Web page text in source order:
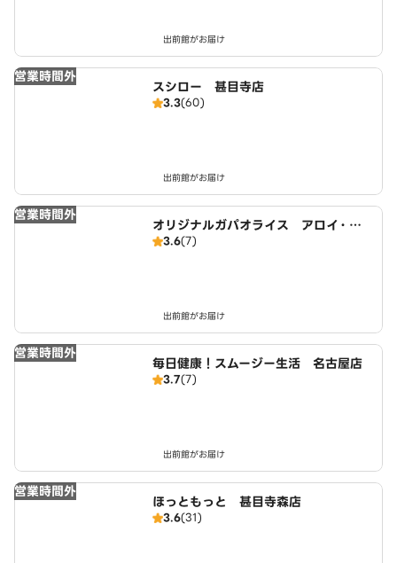
出前館がお届け
営業時間外
スシロー 甚目寺店
3.3(60)
出前館がお届け
営業時間外
オリジナルガパオライス アロイ・ガ
パオ 名古屋店
3.6(7)
出前館がお届け
営業時間外
毎日健康！スムージー生活 名古屋店
3.7(7)
出前館がお届け
営業時間外
ほっともっと 甚目寺森店
3.6(31)